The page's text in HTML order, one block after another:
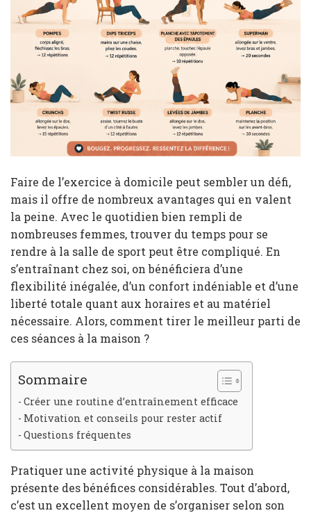
Faire de l’exercice à domicile peut sembler un défi,
mais il offre de nombreux avantages qui en valent
la peine. Avec le quotidien bien rempli de
nombreuses femmes, trouver du temps pour se
rendre à la salle de sport peut être compliqué. En
s’entraînant chez soi, on bénéficiera d’une
flexibilité inégalée, d’un confort indéniable et d’une
liberté totale quant aux horaires et au matériel
nécessaire. Alors, comment tirer le meilleur parti de
ces séances à la maison ?
Sommaire
Créer une routine d’entraînement efficace
Motivation et conseils pour rester actif
Questions fréquentes
Pratiquer une activité physique à la maison
présente des bénéfices considérables. Tout d’abord,
c’est un excellent moyen de s’organiser selon son